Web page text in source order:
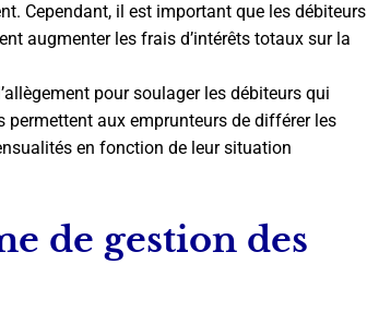
Cependant, il est important que les débiteurs
augmenter les frais d’intérêts totaux sur la
pour soulager les débiteurs qui
aux emprunteurs de différer les
en fonction de leur situation
de gestion des